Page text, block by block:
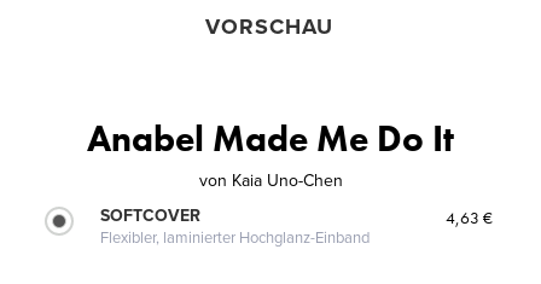
VORSCHAU
Anabel Made Me Do It
von Kaia Uno-Chen
SOFTCOVER
Flexibler, laminierter Hochglanz-Einband
4,63 €